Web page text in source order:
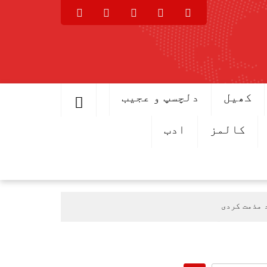
کھیل دلچسپ و عجیب
کالمز ادب
مذمت کردی
عرب پہنچ گئے